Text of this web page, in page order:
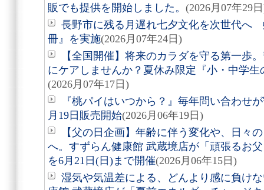
販でも提供を開始しました。 (2026月07年29
長野市に残る月遅れ七夕文化を次世代へ
冊』を実施(2026月07年24日)
【全国開催】将来のカラダを守る第一歩
にケアしませんか？夏休み限定『小・中学
(2026月07年17日)
『桃パイはいつから？』毎年問い合わせ
月19日販売開始(2026月06年19日)
【父の日企画】年齢に伴う変化や、日々
へ。すずらん健康館 武蔵境店が「頑張るお
を6月21日(日)まで開催(2026月06年15日)
湿気や気温差による、どんより感に負け